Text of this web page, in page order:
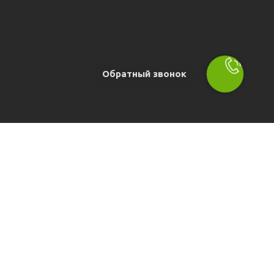
Обратный звонок